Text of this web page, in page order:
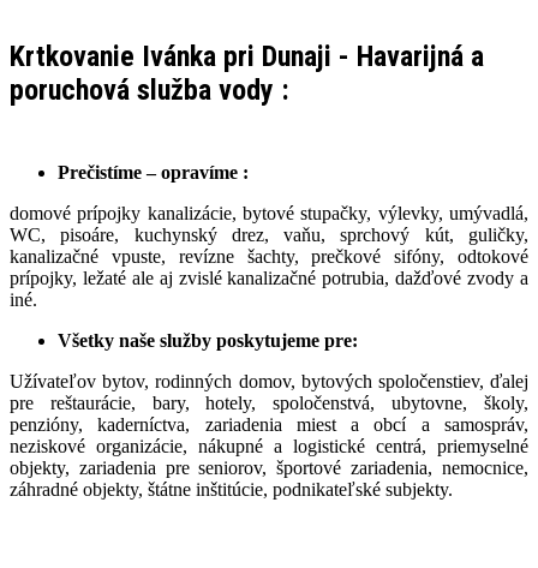
Krtkovanie Ivánka pri Dunaji - Havarijná a
poruchová služba vody :
Prečistíme – opravíme :
domové prípojky kanalizácie, bytové stupačky, výlevky, umývadlá,
WC, pisoáre, kuchynský drez, vaňu, sprchový kút, guličky,
kanalizačné vpuste, revízne šachty, prečkové sifóny, odtokové
prípojky, ležaté ale aj zvislé kanalizačné potrubia, dažďové zvody a
iné.
Všetky naše služby poskytujeme pre:
Užívateľov bytov, rodinných domov, bytových spoločenstiev, ďalej
pre reštaurácie, bary, hotely, spoločenstvá, ubytovne, školy,
penzióny, kaderníctva, zariadenia miest a obcí a samospráv,
neziskové organizácie, nákupné a logistické centrá, priemyselné
objekty, zariadenia pre seniorov, športové zariadenia, nemocnice,
záhradné objekty, štátne inštitúcie, podnikateľské subjekty.